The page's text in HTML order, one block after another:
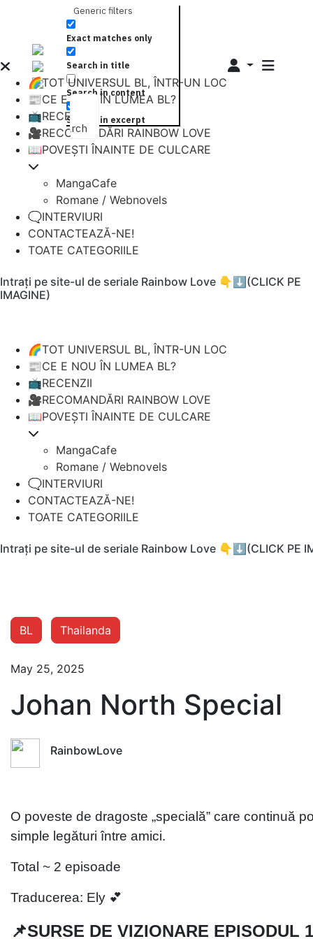
Search
Generic filters
Exact matches only
Search in title
Search in content
Search in excerpt
🌈TOT UNIVERSUL BL, ÎNTR-UN LOC
📰CE E NOU ÎN LUMEA BL?
📺RECENZII
🎥RECOMANDĂRI RAINBOW LOVE
📖POVEȘTI ÎNAINTE DE CULCARE
MangaCafe
Romane / Webnovels
🗨️INTERVIURI
CONTACTEAZĂ-NE!
TOATE CATEGORIILE
Intrați pe site-ul de seriale Rainbow Love 👇⬇️(CLICK PE
IMAGINE)
🌈TOT UNIVERSUL BL, ÎNTR-UN LOC
📰CE E NOU ÎN LUMEA BL?
📺RECENZII
🎥RECOMANDĂRI RAINBOW LOVE
📖POVEȘTI ÎNAINTE DE CULCARE
MangaCafe
Romane / Webnovels
🗨️INTERVIURI
CONTACTEAZĂ-NE!
TOATE CATEGORIILE
Intrați pe site-ul de seriale Rainbow Love 👇⬇️(CLICK PE
BL Thailanda
May 25, 2025
Johan North Special
RainbowLove
O poveste de dragoste „specială” care continuă
simple legături între amici.
Total ~ 2 episoade
Traducerea: Ely 💕
📌SURSE DE VIZIONARE EPISODUL 1